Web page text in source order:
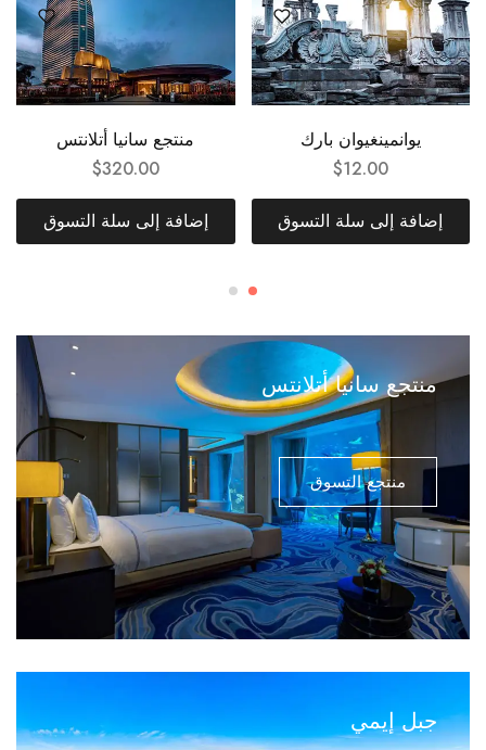
يوانمينغيوان بارك
$12.00
إضافة إلى سلة التسوق
منتجع سانيا أتلانتس
$320.00
إضافة إلى سلة التسوق
منتجع سانيا أتلانتس
منتجع التسوق
جبل إيمي